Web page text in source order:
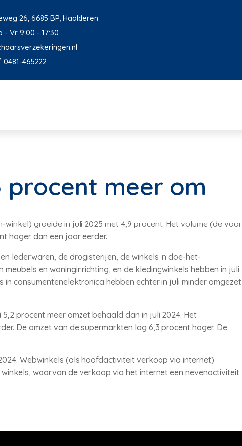
26, 6685 BP, Haalderen
- Vr 9:00 - 17:30
0481-465222
procent meer om
groeide in juli 2025 met 4,9 procent. Het volume (de voor
hoger dan een jaar eerder.
lederwaren, de drogisterijen, de winkels in doe-het-
en woninginrichting, en de kledingwinkels hebben in juli
in consumentenelektronica hebben echter in juli minder omgezet
procent meer omzet behaald dan in juli 2024. Het
De omzet van de supermarkten lag 6,3 procent hoger. De
Webwinkels (als hoofdactiviteit verkoop via internet)
waarvan de verkoop via het internet een nevenactiviteit